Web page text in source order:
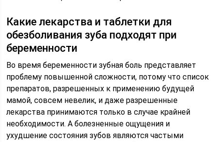
Какие лекарства и таблетки для
обезболивания зуба подходят при
беременности
Во время беременности зубная боль представляет
проблему повышенной сложности, потому что список
препаратов, разрешенных к применению будущей
мамой, совсем невелик, и даже разрешенные
лекарства принимаются только в случае крайней
необходимости. А болезненные ощущения и
ухудшение состояния зубов являются частыми